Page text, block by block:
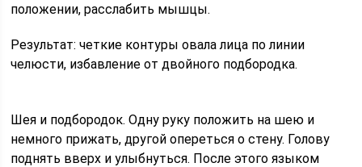
положении, расслабить мышцы.
Результат: четкие контуры овала лица по линии
челюсти, избавление от двойного подбородка.
Шея и подбородок. Одну руку положить на шею и
немного прижать, другой опереться о стену. Голову
поднять вверх и улыбнуться. После этого языком